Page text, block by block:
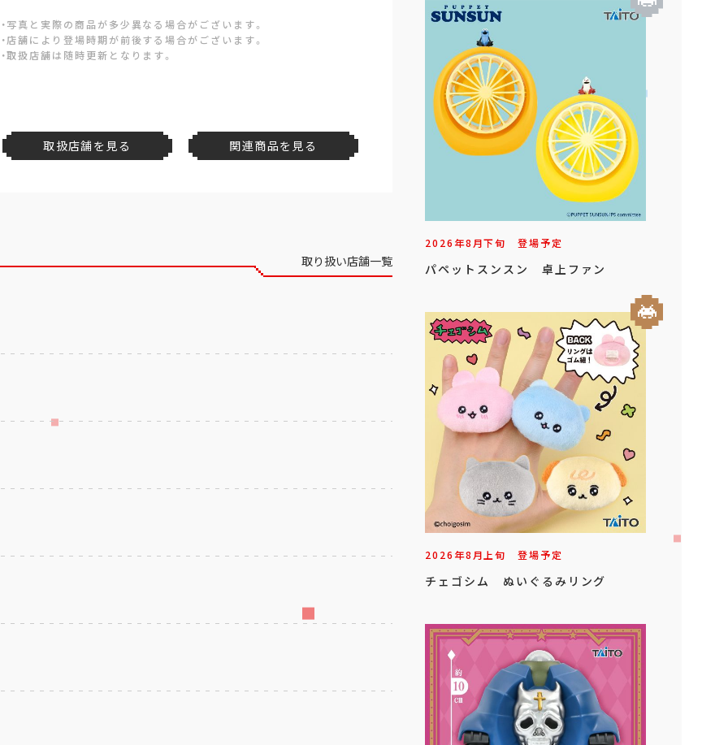
・写真と実際の商品が多少異なる場合がございます。
・店舗により登場時期が前後する場合がございます。
・取扱店舗は随時更新となります。
取扱店舗を見る 関連商品を見る
取り扱い店舗一覧
2026年8月下旬 登場予定
パペットスンスン 卓上ファン
2026年8月上旬 登場予定
チェゴシム ぬいぐるみリング